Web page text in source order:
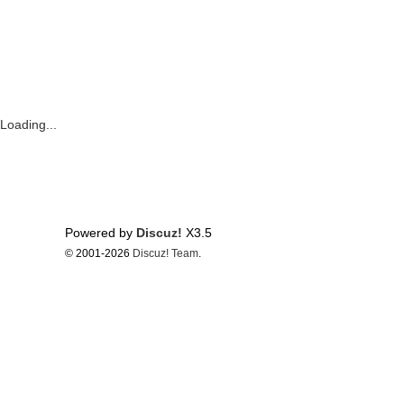
Loading...
Powered by Discuz! X3.5
© 2001-2026 Discuz! Team